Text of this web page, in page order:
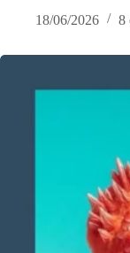
18/06/2026
8